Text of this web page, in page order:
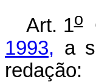
Art. 1o
1993, a
redação: